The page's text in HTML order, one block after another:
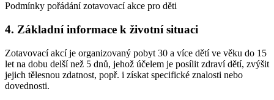
Podmínky pořádání zotavovací akce pro děti
4. Základní informace k životní situaci
Zotavovací akcí je organizovaný pobyt 30 a více dětí ve věku do 15
let na dobu delší než 5 dnů, jehož účelem je posílit zdraví dětí, zvýšit
jejich tělesnou zdatnost, popř. i získat specifické znalosti nebo
dovednosti.